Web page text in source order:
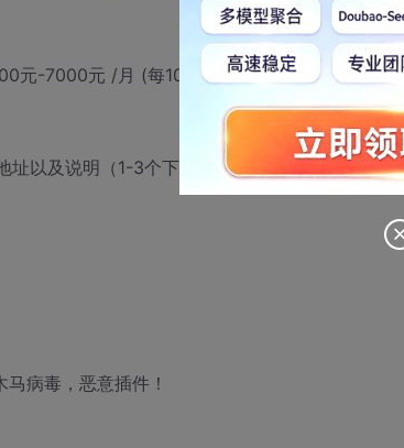
元-7000元 /月 (每10000用户)
以及说明（1-3个下载量最大的）
病毒，恶意插件！